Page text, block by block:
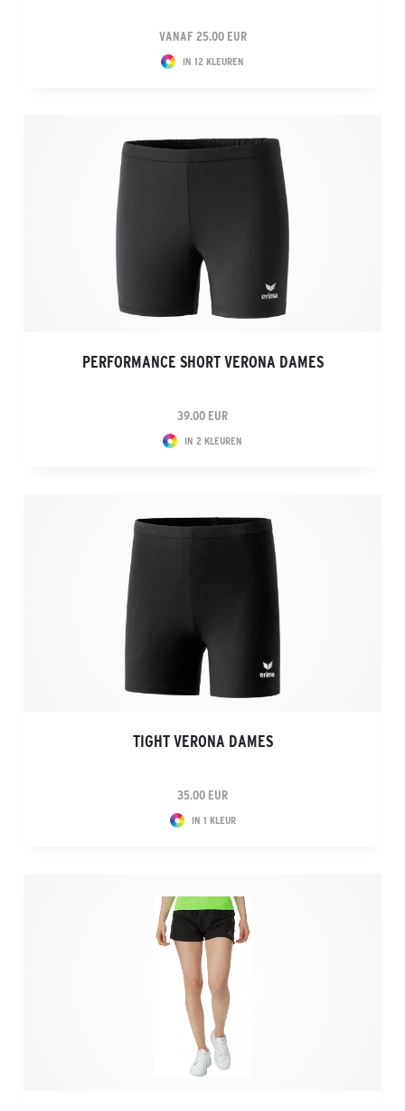
VANAF 25.00 EUR
IN 12 KLEUREN
PERFORMANCE SHORT VERONA DAMES
39.00 EUR
IN 2 KLEUREN
TIGHT VERONA DAMES
35.00 EUR
IN 1 KLEUR